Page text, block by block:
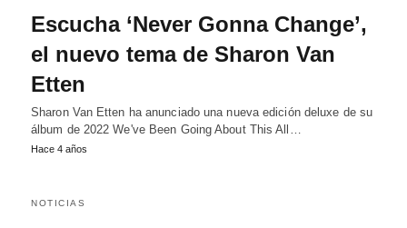
Escucha ‘Never Gonna Change’,
el nuevo tema de Sharon Van
Etten
Sharon Van Etten ha anunciado una nueva edición deluxe de su
álbum de 2022 We've Been Going About This All…
Hace 4 años
NOTICIAS